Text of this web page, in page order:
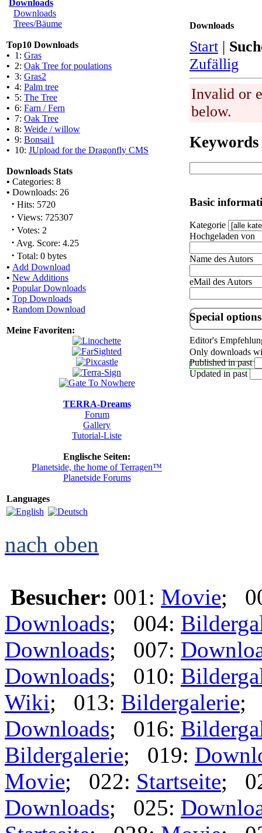
Downloads
Downloads
Trees/Bäume
Top10 Downloads
• 1: Gras
• 2: Oak Tree for poulations
• 3: Gras2
• 4: Palm tree
• 5: The Tree
• 6: Farn / Fern
• 7: Oak Tree
• 8: Weide / willow
• 9: Bonsai1
• 10: JUpload for the Dragonfly CMS
Downloads Stats
• Categories: 8
• Downloads: 26
· Hits: 5720
· Views: 725307
· Votes: 2
· Avg. Score: 4.25
· Total: 0 bytes
• Add Download
• New Additions
• Popular Downloads
• Top Downloads
• Random Download
Meine Favoriten:
TERRA-Dreams
Forum
Gallery
Tutorial-Liste
Englische Seiten:
Planetside, the home of Terragen™
Planetside Forums
Languages
Downloads
Start |
Zufällig
Invalid or
below.
Keywords
Basic
Kategorie
Hochgeladen von
Name des Autors
eMail des Autors
Special options
Editor's
Only downloads
Published in past
Updated in past
nach oben
Besucher: 001: Movie;
Downloads; 004:
Downloads; 007:
Downloads; 010:
Wiki; 013: Bildergalerie;
Downloads; 016:
Bildergalerie; 019:
Movie; 022: Startseite;
Downloads; 025: